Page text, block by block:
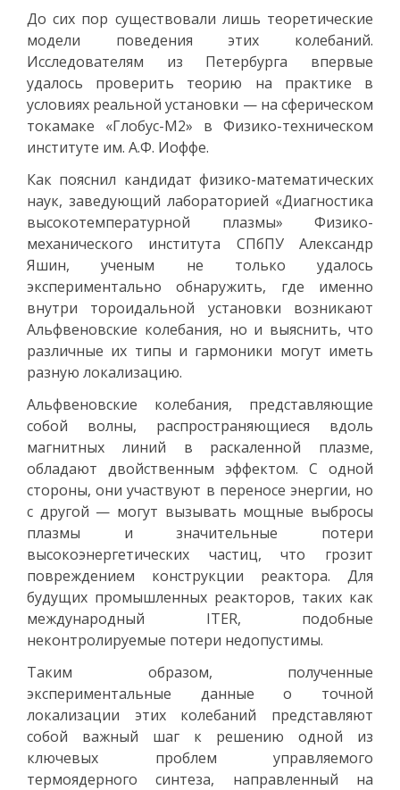
До сих пор существовали лишь теоретические
модели поведения этих колебаний.
Исследователям из Петербурга впервые
удалось проверить теорию на практике в
условиях реальной установки — на сферическом
токамаке «Глобус-М2» в Физико-техническом
институте им. А.Ф. Иоффе.
Как пояснил кандидат физико-математических
наук, заведующий лабораторией «Диагностика
высокотемпературной плазмы» Физико-
механического института СПбПУ Александр
Яшин, ученым не только удалось
экспериментально обнаружить, где именно
внутри тороидальной установки возникают
Альфвеновские колебания, но и выяснить, что
различные их типы и гармоники могут иметь
разную локализацию.
Альфвеновские колебания, представляющие
собой волны, распространяющиеся вдоль
магнитных линий в раскаленной плазме,
обладают двойственным эффектом. С одной
стороны, они участвуют в переносе энергии, но
с другой — могут вызывать мощные выбросы
плазмы и значительные потери
высокоэнергетических частиц, что грозит
повреждением конструкции реактора. Для
будущих промышленных реакторов, таких как
международный ITER, подобные
неконтролируемые потери недопустимы.
Таким образом, полученные
экспериментальные данные о точной
локализации этих колебаний представляют
собой важный шаг к решению одной из
ключевых проблем управляемого
термоядерного синтеза, направленный на